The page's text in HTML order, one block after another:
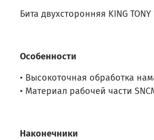
Бита двухсторонняя KING
Особенности
• Высокоточная обработка
• Материал рабочей части
Наконечники